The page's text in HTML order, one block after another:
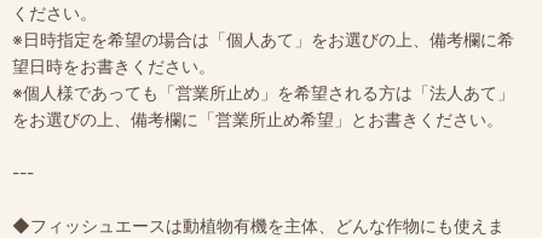
ください。
※日時指定を希望の場合は「個人あて」をお選びの上、備考欄に希
望日時をお書きください。
※個人様であっても「営業所止め」を希望される方は「法人あて」
をお選びの上、備考欄に「営業所止め希望」とお書きください。
---
◆フィッシュエースは動植物有機を主体、どんな作物にも使えま